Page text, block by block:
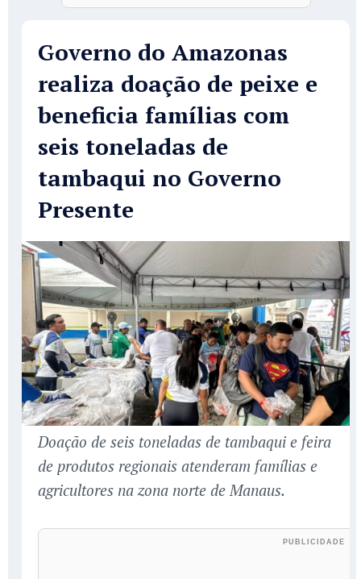
Governo do Amazonas
realiza doação de peixe e
beneficia famílias com
seis toneladas de
tambaqui no Governo
Presente
Doação de seis toneladas de tambaqui e feira
de produtos regionais atenderam famílias e
agricultores na zona norte de Manaus.